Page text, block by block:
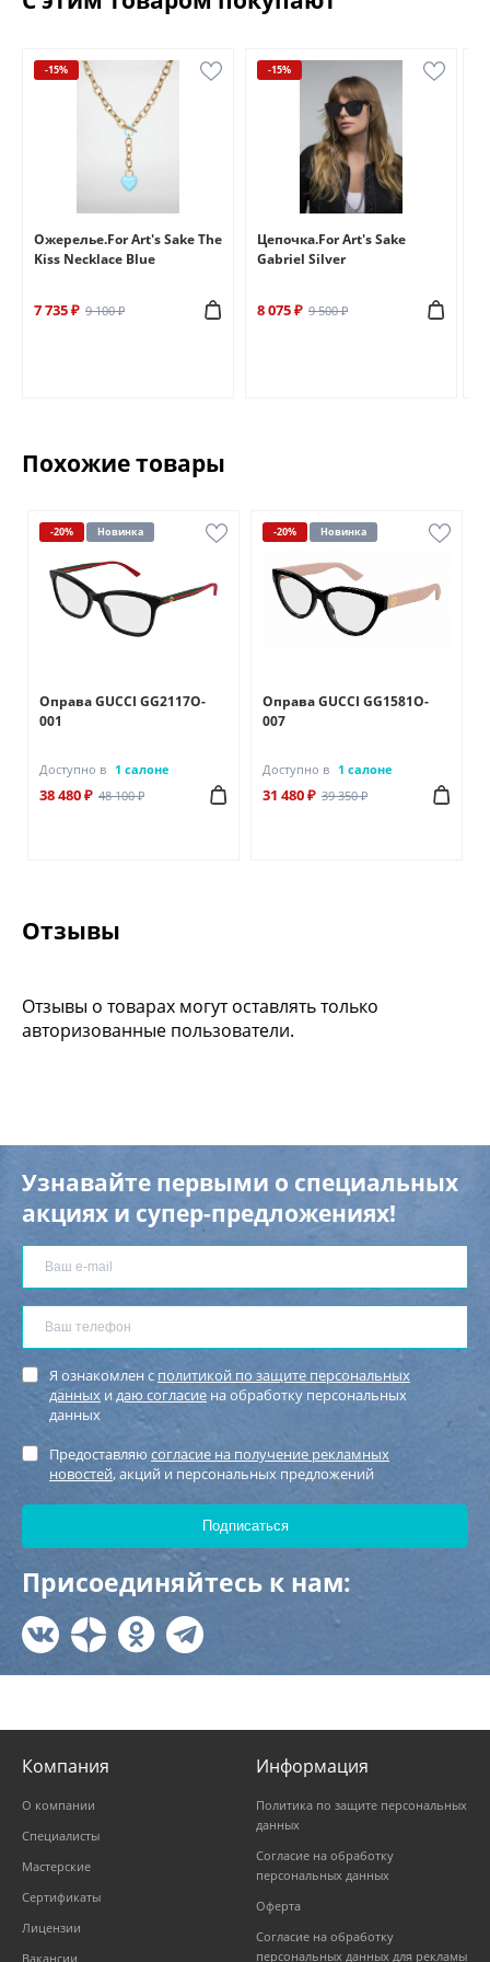
-15%
Ожерелье.For Art's Sake The
Kiss Necklace Blue
7 735 ₽ 9 100 ₽
-15%
Цепочка.For Art's Sake
Gabriel Silver
8 075 ₽ 9 500 ₽
Похожие товары
-20% Новинка
Оправа GUCCI GG2117O-
001
Доступно в 1 салоне
38 480 ₽ 48 100 ₽
-20% Новинка
Оправа GUCCI GG1581O-
007
Доступно в 1 салоне
31 480 ₽ 39 350 ₽
Отзывы
Отзывы о товарах могут оставлять только
авторизованные пользователи.
Узнавайте первыми о специальных
акциях и супер-предложениях!
Я ознакомлен с политикой по защите персональных
данных идаю согласие на обработку персональных
данных
Предоставляю согласие на получение рекламных
новостей, акций и персональных предложений
Присоединяйтесь к нам:
Компания
О компании
Специалисты
Мастерские
Сертификаты
Лицензии
Вакансии
Информация
Политика по защите персональных
данных
Согласие на обработку
персональных данных
Оферта
Согласие на обработку
персональных данных для рекламы